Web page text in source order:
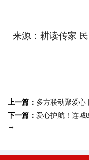
来源：耕读传家
上一篇： 多方联动聚爱心
下一篇： 爱心护航！连城
→